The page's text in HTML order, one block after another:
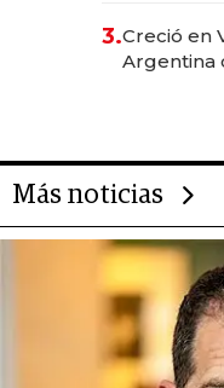
3.Creció en
Argentina
Más noticias